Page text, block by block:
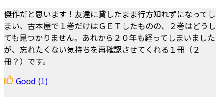
傑作だと思います！友達に貸したまま行方知れずになってし
まい、古本屋で１巻だけはＧＥＴしたものの、２巻はどうし
ても見つかりません。あれから２０年も経ってしまいました
が、忘れたくない気持ちを再確認させてくれる１冊（２
冊？）です。
Good (1)